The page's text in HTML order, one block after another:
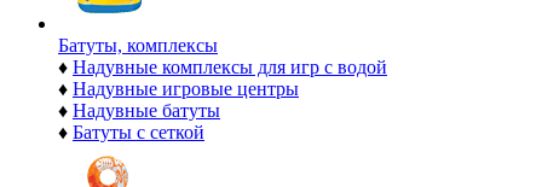
Батуты, комплексы
♦ Надувные комплексы для игр с водой
♦ Надувные игровые центры
♦ Надувные батуты
♦ Батуты с сеткой